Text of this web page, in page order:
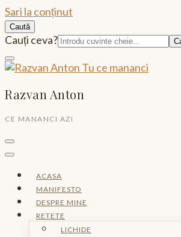
Sari la conținut
Caută
Caută:
Cauți ceva?
Razvan Anton
CE MANANCI AZI
ACASA
MANIFESTO
DESPRE MINE
RETETE
LICHIDE